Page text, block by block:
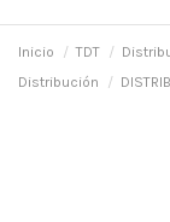
Inicio TDT
Distribución